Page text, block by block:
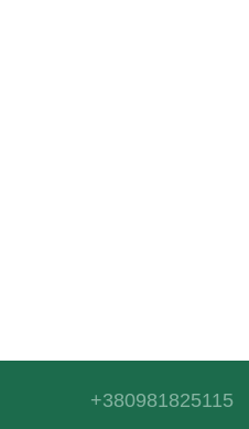
+380981825115